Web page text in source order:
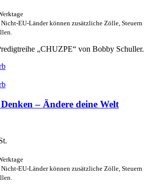
EU-Länder können zusätzliche Zölle, Steuern
„CHUZPE“ von Bobby Schuller.
– Ändere deine Welt
EU-Länder können zusätzliche Zölle, Steuern